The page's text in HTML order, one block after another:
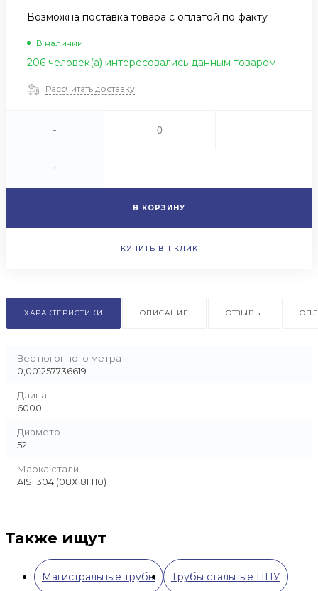
Возможна поставка товара с оплатой по факту
В наличии
206 человек(а) интересовались данным товаром
Рассчитать доставку
-
+
В КОРЗИНУ
КУПИТЬ В 1 КЛИК
ХАРАКТЕРИСТИКИ ОПИСАНИЕ ОТЗЫВЫ
Вес погонного метра
0,001257736619
Длина
6000
Диаметр
52
Марка стали
AISI 304 (08Х18Н10)
Также ищут
Магистральные трубы Трубы стальные ППУ